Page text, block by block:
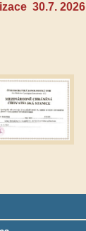
30.7. 2026